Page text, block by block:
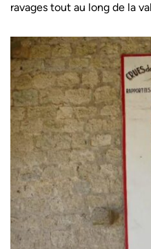
ravages tout au long de la